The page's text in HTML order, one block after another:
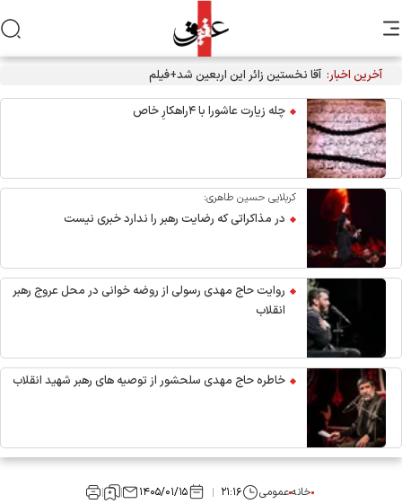
آخرین اخبار: آقا نخستین زائر این اربعین شد+فیلم
چله زیارت عاشورا با ۴راهکارِ خاص
کربلایی حسین طاهری:
در مذاکراتی که رضایت رهبر را ندارد خبری نیست
روایت حاج مهدی رسولی از روضه خوانی در محل عروج رهبر
انقلاب
خاطره حاج مهدی سلحشور از توصیه های رهبر شهید انقلاب
خانهعمومی ۲۱:۱۶ ۱۴۰۵/۰۱/۱۵